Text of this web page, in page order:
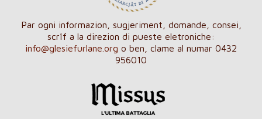
Par ogni informazion, sugjeriment, domande, consei,
scrîf a la direzion di pueste eletroniche:
info@glesiefurlane.org o ben, clame al numar 0432
956010